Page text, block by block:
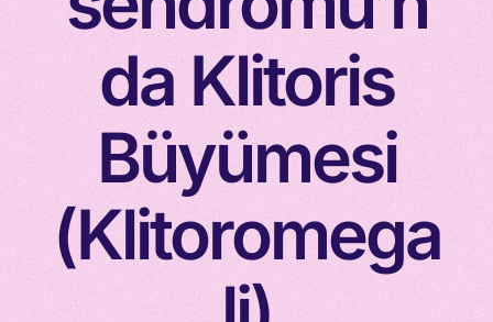
da Klitoris
Büyümesi
(Klitoromega